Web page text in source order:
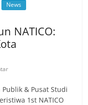
News
NATICO:
& Pusat Studi
1st NATICO